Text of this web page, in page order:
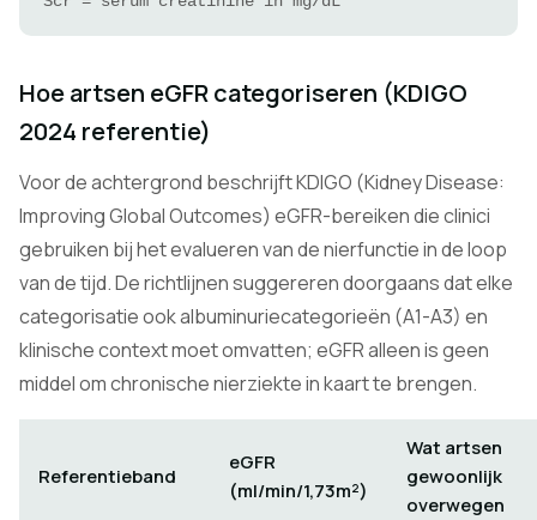
Hoe artsen eGFR categoriseren (KDIGO
2024 referentie)
Voor de achtergrond beschrijft KDIGO (Kidney Disease:
Improving Global Outcomes) eGFR-bereiken die clinici
gebruiken bij het evalueren van de nierfunctie in de loop
van de tijd. De richtlijnen suggereren doorgaans dat elke
categorisatie ook albuminuriecategorieën (A1-A3) en
klinische context moet omvatten; eGFR alleen is geen
middel om chronische nierziekte in kaart te brengen.
Referentieband
eGFR
(ml/min/1,73m²)
Wat artsen
gewoonlijk
overwegen